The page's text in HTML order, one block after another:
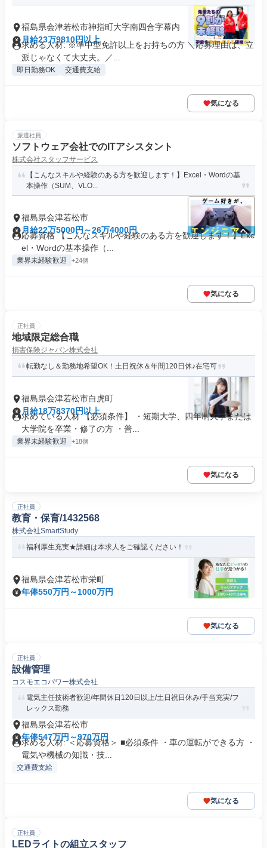
福島県会津若松市神指町大字南四合字幕内
月給23万9810円以上
求める人材: ※準中型免許以上をお持ちの方 ＼応募理由は、立
派じゃなくて大丈夫。／...
即日勤務OK 交通費支給
気になる
派遣社員
ソフトウェア会社でのITアシスタント
株式会社スタッフサービス
【こんなスキルや経験のある方を歓迎します！】Excel・Wordの基
本操作（SUM、VLO...
福島県会津若松市
月給22万5000円～26万4000円
応募資格 【こんなスキルや経験のある方を歓迎します！】Exc
el・Wordの基本操作（...
業界未経験歓迎 +24個
気になる
正社員
地域限定総合職
損害保険ジャパン株式会社
転勤なし＆勤務地希望OK！土日祝休＆年間120日休♪在宅可
福島県会津若松市白虎町
月給18万8370円以上
求めている人材 【必須条件】 ・短期大学、四年制大学または
大学院を卒業・修了の方 ・普...
業界未経験歓迎 +18個
気になる
正社員
教育・保育/1432568
株式会社SmartStudy
福利厚生充実★詳細は本求人をご確認ください！
福島県会津若松市栄町
年俸550万円～1000万円
気になる
正社員
設備管理
コスモエコパワー株式会社
電気主任技術者歓迎/年間休日120日以上/土日祝日休み/手当充実/フ
レックス勤務
福島県会津若松市
年俸547万円～970万円
求める人材: ＜応募資格＞ ■必須条件 ・車の運転ができる方 ・
電気や機械の知識・技...
交通費支給
気になる
正社員
LEDライトの組立スタッフ